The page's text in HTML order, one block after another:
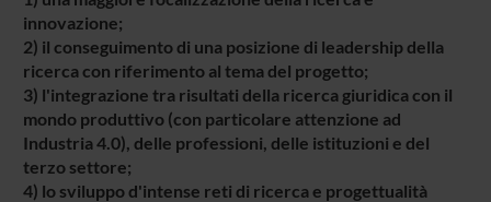
innovazione;
2) il conseguimento di una posizione di leadership della
ricerca con riferimento al tema del progetto;
3) l'integrazione tra risultati della ricerca giuridica con il
mondo produttivo (con particolare attenzione ad
Industria 4.0), delle professioni, delle istituzioni e del
terzo settore;
4) lo sviluppo d'intense reti di ricerca e progettualità